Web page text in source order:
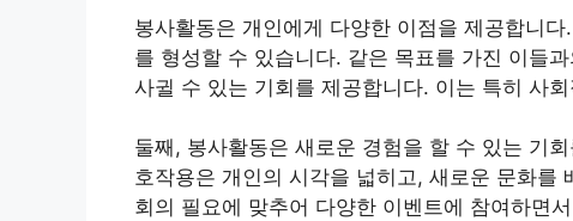
봉사활동은 개인에게 다양한 이점을 제공합니
를 형성할 수 있습니다. 같은 목표를 가진 이들
사귈 수 있는 기회를 제공합니다. 이는 특히 사
둘째, 봉사활동은 새로운 경험을 할 수 있는 기
호작용은 개인의 시각을 넓히고, 새로운 문화를
회의 필요에 맞추어 다양한 이벤트에 참여하면